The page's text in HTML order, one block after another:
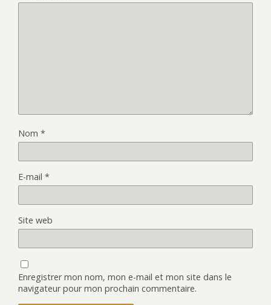
Nom *
E-mail *
Site web
Enregistrer mon nom, mon e-mail et mon site dans le
navigateur pour mon prochain commentaire.